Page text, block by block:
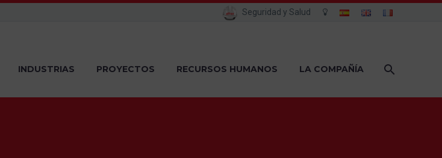
Seguridad y Salud
INDUSTRIAS PROYECTOS RECURSOS HUMANOS LA COMPAÑÍA